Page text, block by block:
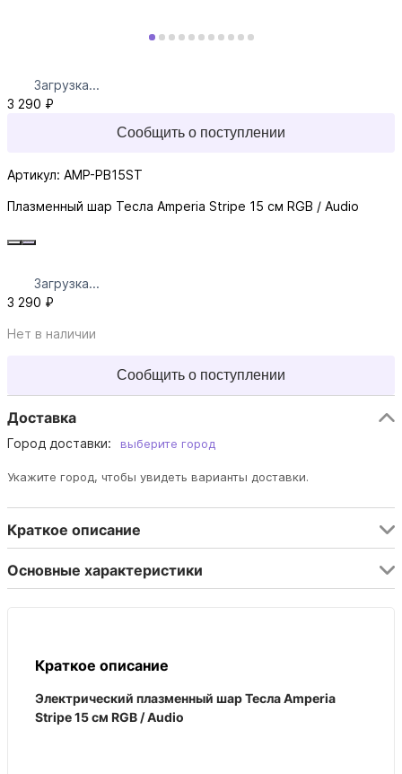
Загрузка...
3 290 ₽
Сообщить о поступлении
Артикул: AMP-PB15ST
Плазменный шар Тесла Amperia Stripe 15 см RGB / Audio
Загрузка...
3 290 ₽
Нет в наличии
Сообщить о поступлении
Доставка
Город доставки: выберите город
Укажите город, чтобы увидеть варианты доставки.
Краткое описание
Основные характеристики
Краткое описание
Электрический плазменный шар Тесла Amperia
Stripe 15 см RGB / Audio